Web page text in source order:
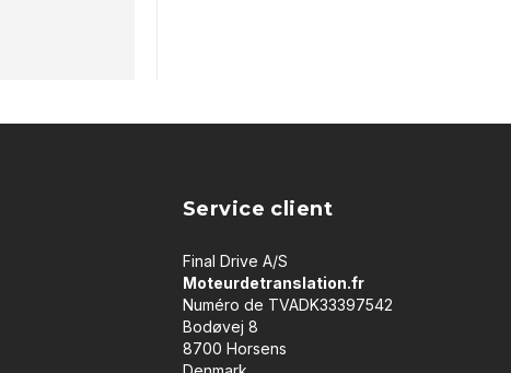
Service client
Final Drive A/S
Moteurdetranslation.fr
Numéro de TVADK33397542
Bodøvej 8
8700 Horsens